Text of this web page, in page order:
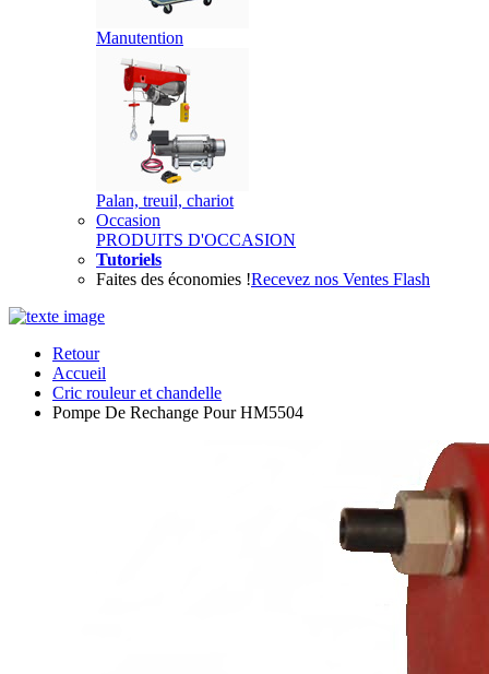
Manutention
Palan, treuil, chariot
Occasion
PRODUITS D'OCCASION
Tutoriels
Faites des économies !Recevez nos Ventes Flash
Retour
Accueil
Cric rouleur et chandelle
Pompe De Rechange Pour HM5504